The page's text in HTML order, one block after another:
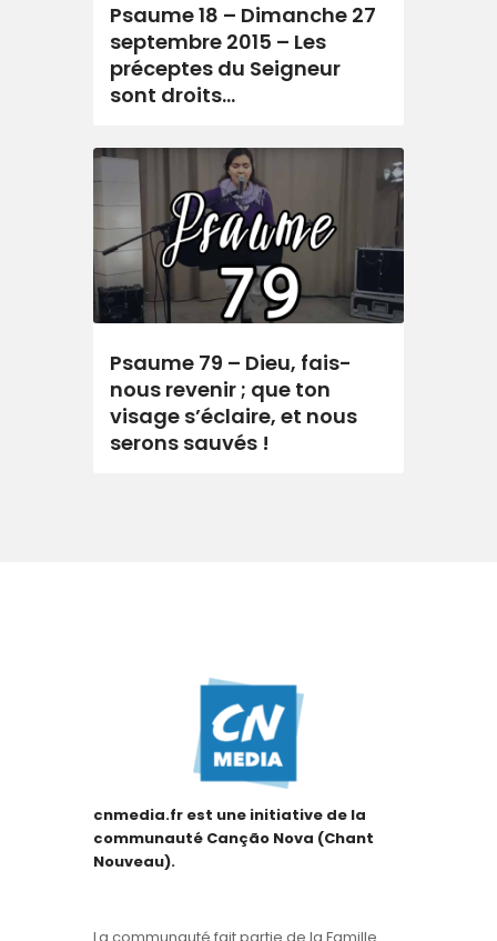
Psaume 18 – Dimanche 27
septembre 2015 – Les
préceptes du Seigneur
sont droits…
Psaume 79 – Dieu, fais-
nous revenir ; que ton
visage s’éclaire, et nous
serons sauvés !
cnmedia.fr est une initiative de la
communauté Canção Nova (Chant
Nouveau).